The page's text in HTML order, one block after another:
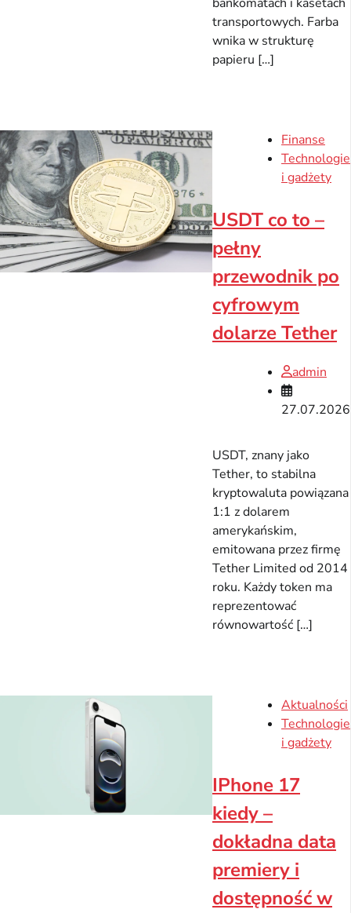
transportowych. Farba
wnika w strukturę
papieru […]
Finanse
Technologie
i gadżety
USDT co to –
pełny
przewodnik po
cyfrowym
dolarze Tether
admin
27.07.2026
USDT, znany jako
Tether, to stabilna
kryptowaluta powiązana
1:1 z dolarem
amerykańskim,
emitowana przez firmę
Tether Limited od 2014
roku. Każdy token ma
reprezentować
równowartość […]
Aktualności
Technologie
i gadżety
IPhone 17
kiedy –
dokładna data
premiery i
dostępność w